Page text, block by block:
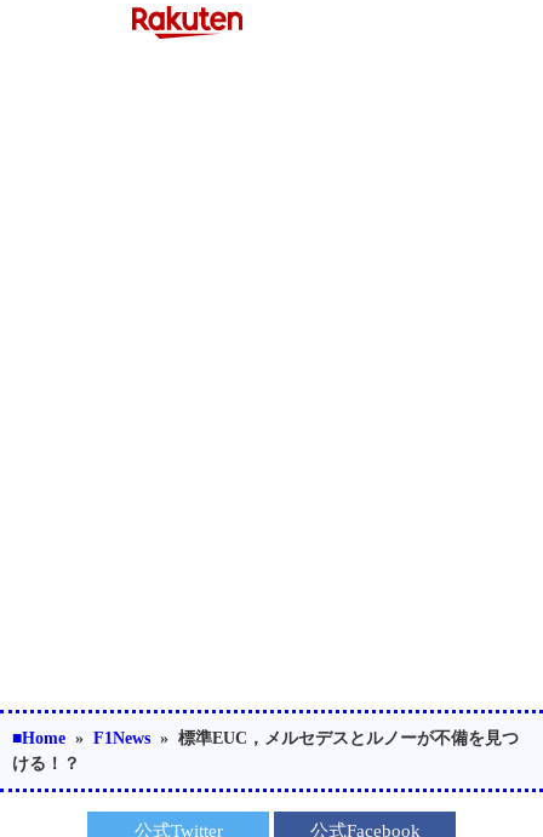
■Home » F1News » 標準EUC，メルセデスとルノーが不備を見つ
ける！？
公式Twitter 公式Facebook